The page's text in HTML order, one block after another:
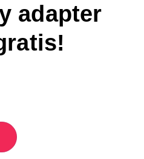
adapter